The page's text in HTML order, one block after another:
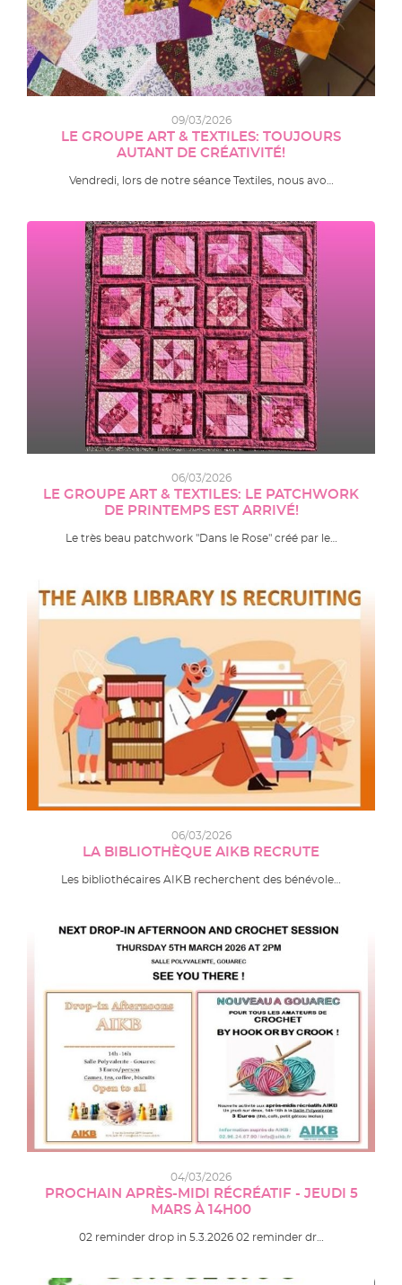
09/03/2026
LE GROUPE ART & TEXTILES: TOUJOURS
AUTANT DE CRÉATIVITÉ!
Vendredi, lors de notre séance Textiles, nous avo…
06/03/2026
LE GROUPE ART & TEXTILES: LE PATCHWORK
DE PRINTEMPS EST ARRIVÉ!
Le très beau patchwork "Dans le Rose" créé par le…
06/03/2026
LA BIBLIOTHÈQUE AIKB RECRUTE
Les bibliothécaires AIKB recherchent des bénévole…
04/03/2026
PROCHAIN APRÈS-MIDI RÉCRÉATIF - JEUDI 5
MARS À 14H00
02 reminder drop in 5.3.2026 02 reminder dr…